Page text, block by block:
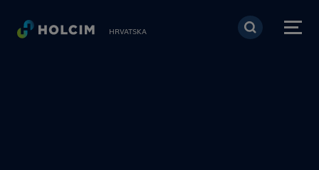
Skoči na glavni sadržaj
HRVATSKA